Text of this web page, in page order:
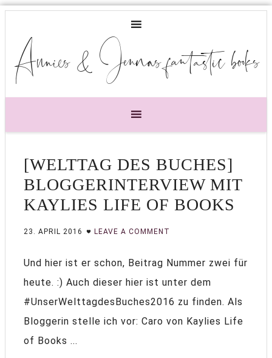
Annies & Jennas fantastic books
[WELTTAG DES BUCHES]
BLOGGERINTERVIEW MIT
KAYLIES LIFE OF BOOKS
23. APRIL 2016 LEAVE A COMMENT
Und hier ist er schon, Beitrag Nummer zwei für
heute. :) Auch dieser hier ist unter dem
#UnserWelttagdesBuches2016 zu finden. Als
Bloggerin stelle ich vor: Caro von Kaylies Life
of Books ...